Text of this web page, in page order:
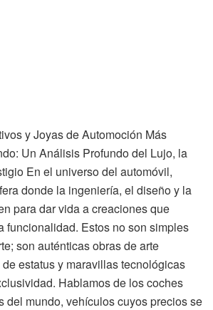
y Joyas de Automoción Más
Un Análisis Profundo del Lujo, la
En el universo del automóvil,
donde la ingeniería, el diseño y la
para dar vida a creaciones que
funcionalidad. Estos no son simples
son auténticas obras de arte
estatus y maravillas tecnológicas
Hablamos de los coches
del mundo, vehículos cuyos precios se